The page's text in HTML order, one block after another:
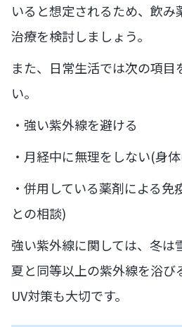
いると想定されるため、飲み
治療を検討しましょう。
また、日常生活では次の項目
い。
・強い紫外線を避ける
・月経中に無理をしない(身
・併用している薬剤による
との相談)
強い紫外線に関しては、冬は
夏と同等以上の紫外線を浴び
UV対策も大切です。